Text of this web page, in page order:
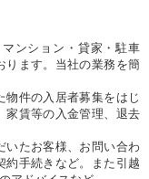
ンション・貸家・駐車
ります。当社の業務を簡
件の入居者募集をはじ
家賃等の入金管理、退去
たお客様、お問い合わ
手続きなど。また引越